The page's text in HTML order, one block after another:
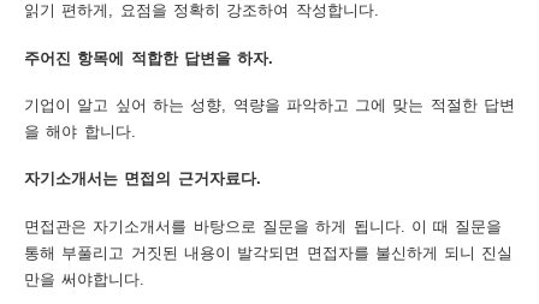
읽기 편하게, 요점을 정확히 강조하여 작성합니다.
주어진 항목에 적합한 답변을 하자.
기업이 알고 싶어 하는 성향, 역량을 파악하고 그에 맞는 적절한 답변
을 해야 합니다.
자기소개서는 면접의 근거자료다.
면접관은 자기소개서를 바탕으로 질문을 하게 됩니다. 이 때 질문을
통해 부풀리고 거짓된 내용이 발각되면 면접자를 불신하게 되니 진실
만을 써야합니다.
우
미
취